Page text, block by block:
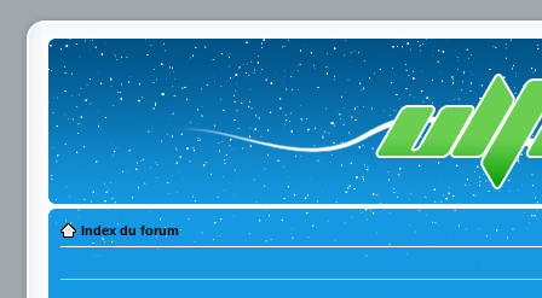
Index du forum